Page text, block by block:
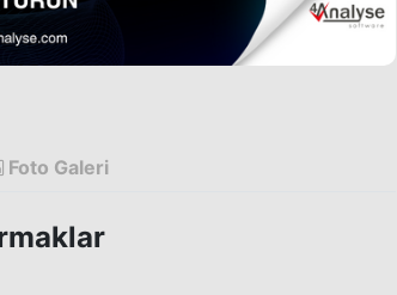
Foto Galeri